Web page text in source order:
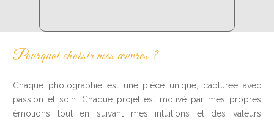
Pourquoi choisir mes œuvres ?
Chaque photographie est une pièce unique, capturée avec
passion et soin. Chaque projet est motivé par mes propres
émotions tout en suivant mes intuitions et des valeurs